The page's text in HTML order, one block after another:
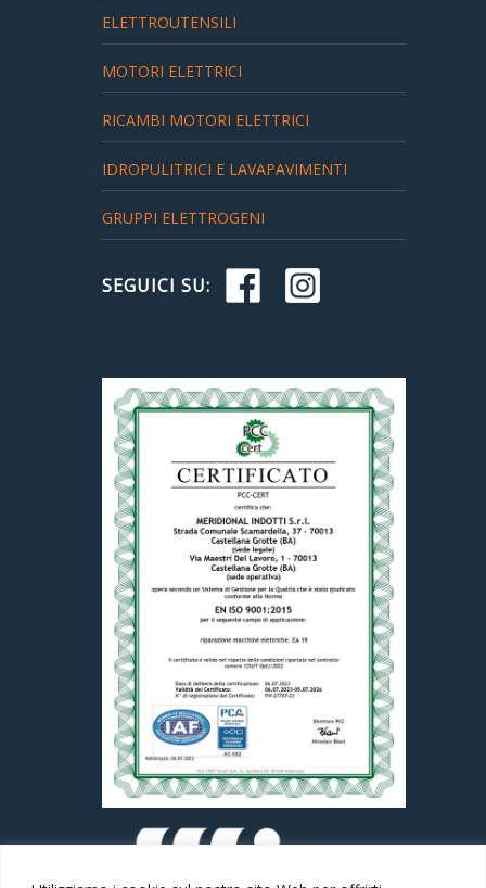
ELETTROUTENSILI
MOTORI ELETTRICI
RICAMBI MOTORI ELETTRICI
IDROPULITRICI E LAVAPAVIMENTI
GRUPPI ELETTROGENI
SEGUICI SU: